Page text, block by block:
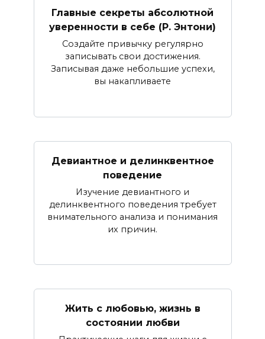
Главные секреты абсолютной
уверенности в себе (Р. Энтони)
Создайте привычку регулярно
записывать свои достижения.
Записывая даже небольшие успехи,
вы накапливаете
Девиантное и делинквентное
поведение
Изучение девиантного и
делинквентного поведения требует
внимательного анализа и понимания
их причин.
Жить с любовью, жизнь в
состоянии любви